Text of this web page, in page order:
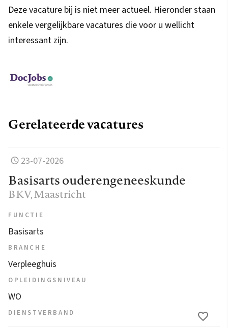
Deze vacature bij is niet meer actueel. Hieronder staan
enkele vergelijkbare vacatures die voor u wellicht
interessant zijn.
Gerelateerde vacatures
23-07-2026
Basisarts ouderengeneeskunde
BKV, Maastricht
FUNCTIE
Basisarts
BRANCHE
Verpleeghuis
OPLEIDINGSNIVEAU
WO
DIENSTVERBAND